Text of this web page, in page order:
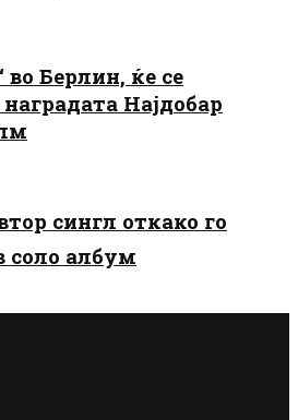
во Берлин, ќе се
Најдобар
сингл откако го
соло албум